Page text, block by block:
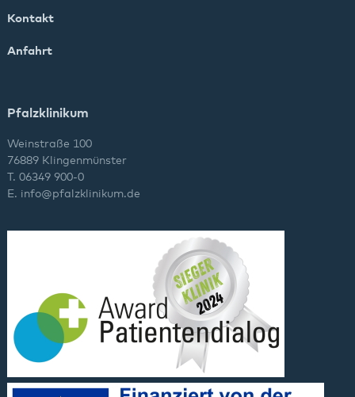
Kontakt
Anfahrt
Pfalzklinikum
Weinstraße 100
76889 Klingenmünster
T. 06349 900-0
E. info@pfalzklinikum.de